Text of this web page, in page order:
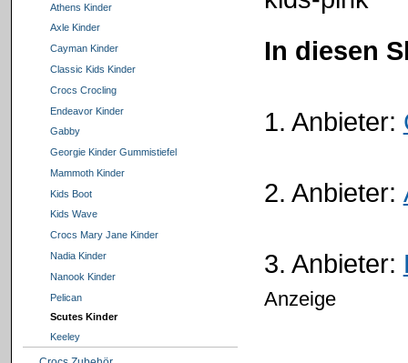
Athens Kinder
Axle Kinder
Cayman Kinder
Classic Kids Kinder
Crocs Crocling
Endeavor Kinder
Gabby
Georgie Kinder Gummistiefel
Mammoth Kinder
Kids Boot
Kids Wave
Crocs Mary Jane Kinder
Nadia Kinder
Nanook Kinder
Pelican
Scutes Kinder
Keeley
In diesen
1. Anbieter:
2. Anbieter:
3. Anbieter:
Anzeige